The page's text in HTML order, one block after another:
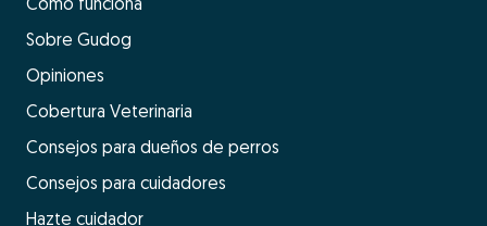
Sobre Gudog
Opiniones
Cobertura Veterinaria
Consejos para dueños de perros
Consejos para cuidadores
Hazte cuidador